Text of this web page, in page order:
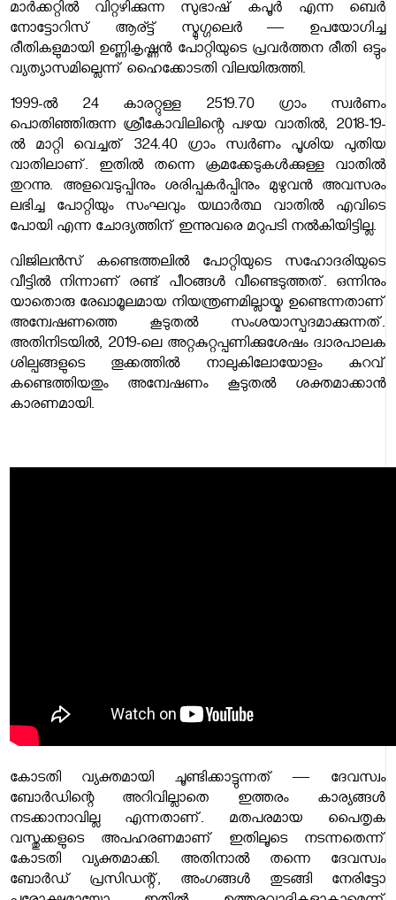
മാർക്കറ്റിൽ വിറ്റഴിക്കുന്ന സുഭാഷ് കപൂർ എന്ന ബെർ
നോട്ടോറിസ് ആര്ട്ട് സ്മുഗ്ഗലെർ — ഉപയോഗിച്ച
രീതികളുമായി ഉണ്ണികൃഷ്ണൻ പോറ്റിയുടെ പ്രവർത്തന രീതി ഒട്ടും
വ്യത്യാസമില്ലെന്ന് ഹൈക്കോടതി വിലയിരുത്തി.
1999-ൽ 24 കാരറ്റുള്ള 2519.70 ഗ്രാം സ്വർണം
പൊതിഞ്ഞിരുന്ന ശ്രീകോവിലിന്റെ പഴയ വാതിൽ, 2018-19-
ൽ മാറ്റി വെച്ചത് 324.40 ഗ്രാം സ്വർണം പൂശിയ പുതിയ
വാതിലാണ്. ഇതിൽ തന്നെ ക്രമക്കേടുകൾക്കുള്ള വാതിൽ
തുറന്നു. അളവെടുപ്പിനും ശരിപ്പകർപ്പിനും മുഴുവൻ അവസരം
ലഭിച്ച പോറ്റിയും സംഘവും യഥാർത്ഥ വാതിൽ എവിടെ
പോയി എന്ന ചോദ്യത്തിന് ഇന്നുവരെ മറുപടി നൽകിയിട്ടില്ല.
വിജിലൻസ് കണ്ടെത്തലിൽ പോറ്റിയുടെ സഹോദരിയുടെ
വീട്ടിൽ നിന്നാണ് രണ്ട് പീഠങ്ങൾ വീണ്ടെടുത്തത്. ഒന്നിനും
യാതൊരു രേഖാമൂലമായ നിയന്ത്രണമില്ലായ്മ ഉണ്ടെന്നതാണ്
അന്വേഷണത്തെ കൂടുതൽ സംശയാസ്പദമാക്കുന്നത്.
അതിനിടയിൽ, 2019-ലെ അറ്റകുറ്റപ്പണിക്കുശേഷം ദ്വാരപാലക
ശില്പങ്ങളുടെ തൂക്കത്തിൽ നാലുകിലോയോളം കുറവ്
കണ്ടെത്തിയതും അന്വേഷണം കൂടുതൽ ശക്തമാക്കാൻ
കാരണമായി.
കോടതി വ്യക്തമായി ചൂണ്ടിക്കാട്ടുന്നത് — ദേവസ്വം
ബോർഡിന്റെ അറിവില്ലാതെ ഇത്തരം കാര്യങ്ങൾ
നടക്കാനാവില്ല എന്നതാണ്. മതപരമായ പൈതൃക
വസ്തുക്കളുടെ അപഹരണമാണ് ഇതിലൂടെ നടന്നതെന്ന്
കോടതി വ്യക്തമാക്കി. അതിനാൽ തന്നെ ദേവസ്വം
ബോർഡ് പ്രസിഡന്റ്, അംഗങ്ങൾ തുടങ്ങി നേരിട്ടോ